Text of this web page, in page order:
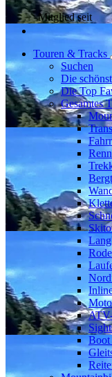
Mitglied seit
Touren & Tracks
Suchen
Die
Die Top
Gesamtes
Boot